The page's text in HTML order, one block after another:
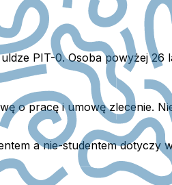
PIT-0. Osoba powyżej 26
o pracę i umowę zlecenie.
a nie-studentem dotyczy